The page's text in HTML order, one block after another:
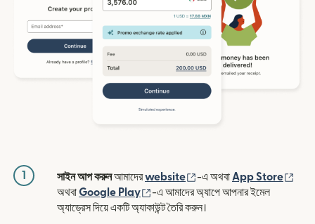
1 সাইন আপ করুনআমাদেরwebsite (নতুন উইন্ডোতে খুলবে)
-এ অথবা App Store
অথবাGoogle Play (নতুন উইন্ডোতে খুলবে)
-এ আমাদের অ্যাপে আপনার ইমেল
অ্যাড্রেস দিয়ে একটি অ্যাকাউন্ট তৈরি করুন।